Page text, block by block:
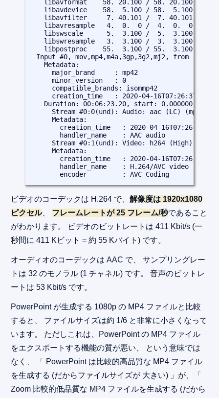
   libavformat    58. 20.100 / 58. 20.100
   libavdevice    58.  5.100 / 58.  5.100
   libavfilter     7. 40.101 /  7. 40.101
   libavresample   4.  0.  0 /  4.  0.  0
   libswscale      5.  3.100 /  5.  3.100
   libswresample   3.  3.100 /  3.  3.100
   libpostproc    55.  3.100 / 55.  3.100
Input #0, mov,mp4,m4a,3gp,3g2,mj2, from
   Metadata:
     major_brand     : mp42
     minor_version   : 0
     compatible_brands: isommp42
creation_time   : 2020-04-
Duration: 00:06:23.20, start: 0.000000,
Stream #0:0(und): Audio: aac (LC) (mp4a /
     Metadata:
creation_time   : 2020-04-
       handler_name    : AAC audio
Stream #0:1(und): Video: h264 (High)
     Metadata:
creation_time   : 2020-04-
       handler_name    : H.264/AVC video
       encoder         : AVC Coding
ビデオのコーデックは H.264 で、解像度は 1920x1080
ピクセル、 フレームレートが 25 フレーム/秒であること
がわかります。 ビデオのビットレートは 411 Kbit/s (一
秒間に 411 Kビット = 約 55 Kバイト) です。
オーディオのコーデックは AAC で、 サンプリングレー
トは 32 のモノラル (1 チャネル) です。 音声のビットレ
ートは 53 Kbit/s です。
PowerPoint が生成する 1080p の MP4 ファイルと比較
すると、 ファイルサイズは約 1/6 と非常に小さくなって
います。 ただしこれは、PowerPoint の MP4 ファイル
をエクスポートする機能の質が悪い、 という意味では
なく、 「 PowerPoint は比較的高品質な MP4 ファイル
を生成する (だからファイルサイズが 大きい) 」が、「
Zoom 比較的低品質な MP4 ファイルを生成する (だから